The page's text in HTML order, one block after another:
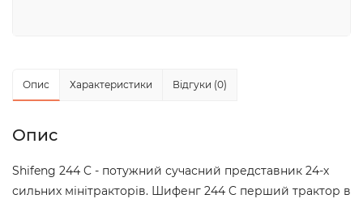
Опис Характеристики Відгуки (0)
Опис
Shifeng 244 C - потужний сучасний представник 24-х
сильних мінітракторів. Шифенг 244 C перший трактор в